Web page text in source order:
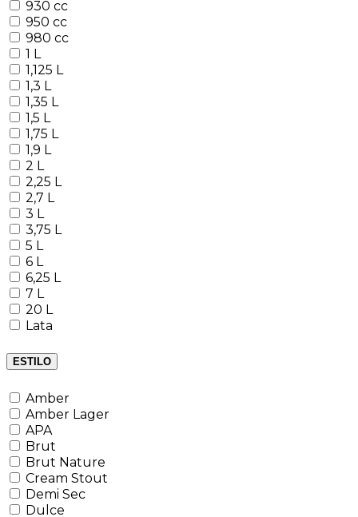
930 cc
950 cc
980 cc
1 L
1,125 L
1,3 L
1,35 L
1,5 L
1,75 L
1,9 L
2 L
2,25 L
2,7 L
3 L
3,75 L
5 L
6 L
6,25 L
7 L
20 L
Lata
ESTILO
Amber
Amber Lager
APA
Brut
Brut Nature
Cream Stout
Demi Sec
Dulce